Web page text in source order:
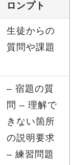
ロンプト
生徒からの
質問や課題
– 宿題の質
問 – 理解で
きない箇所
の説明要求
– 練習問題